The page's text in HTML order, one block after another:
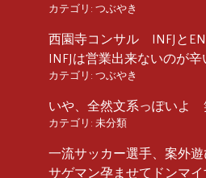
カテゴリ: つぶやき
西園寺コンサル INFJと
INFJは営業出来ないのが辛
カテゴリ: つぶやき
いや、全然文系っぽいよ
カテゴリ: 未分類
一流サッカー選手、案外遊
サゲマン孕ませてドンマイ